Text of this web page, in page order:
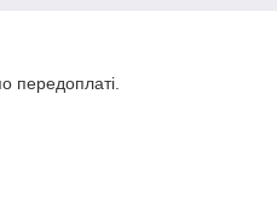
передоплаті.